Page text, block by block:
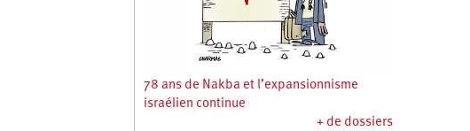
78 ans de Nakba et l’expansionnisme
israélien continue
+ de dossiers